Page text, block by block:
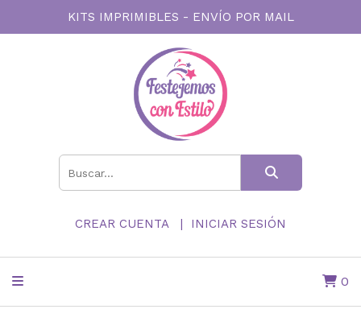
KITS IMPRIMIBLES - ENVÍO POR MAIL
CREAR CUENTA INICIAR SESIÓN
0